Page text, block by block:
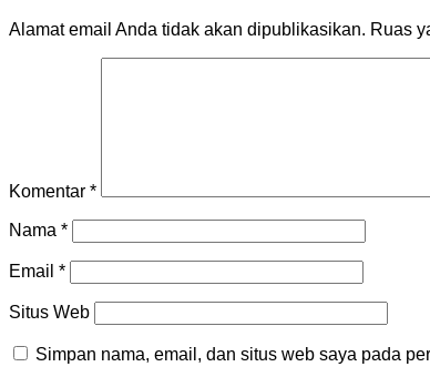
Alamat email Anda tidak akan dipublikasikan. Ruas
Komentar *
Nama *
Email *
Situs Web
Simpan nama, email, dan situs web saya pada